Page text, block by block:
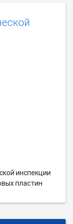
инспекции
пластин